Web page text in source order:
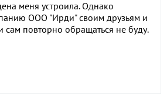
меня устроила. Однако
ООО "Ирди" своим друзьям и
сам повторно обращаться не буду.